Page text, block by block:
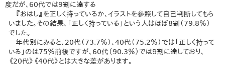
度だが、60代では9割に達する
『おはし』を正しく持っているか、イラストを参照して自己判断してもら
いました。その結果、「正しく持っている」という人はほぼ8割（79.8％）
でした。
年代別にみると、20代（73.7％）、40代（75.2％）では「正しく持って
いる」のは75％前後ですが、60代（90.3％）では９割に達しており、
《20代》《40代》とは大きな差があります。